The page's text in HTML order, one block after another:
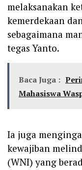
melaksanakan
kemerdekaan
sebagaimana
tegas Yanto.
Baca Juga :
Mahasiswa
‎Ia juga
kewajiban
(WNI) yang